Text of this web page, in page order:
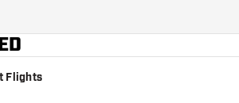
Flights